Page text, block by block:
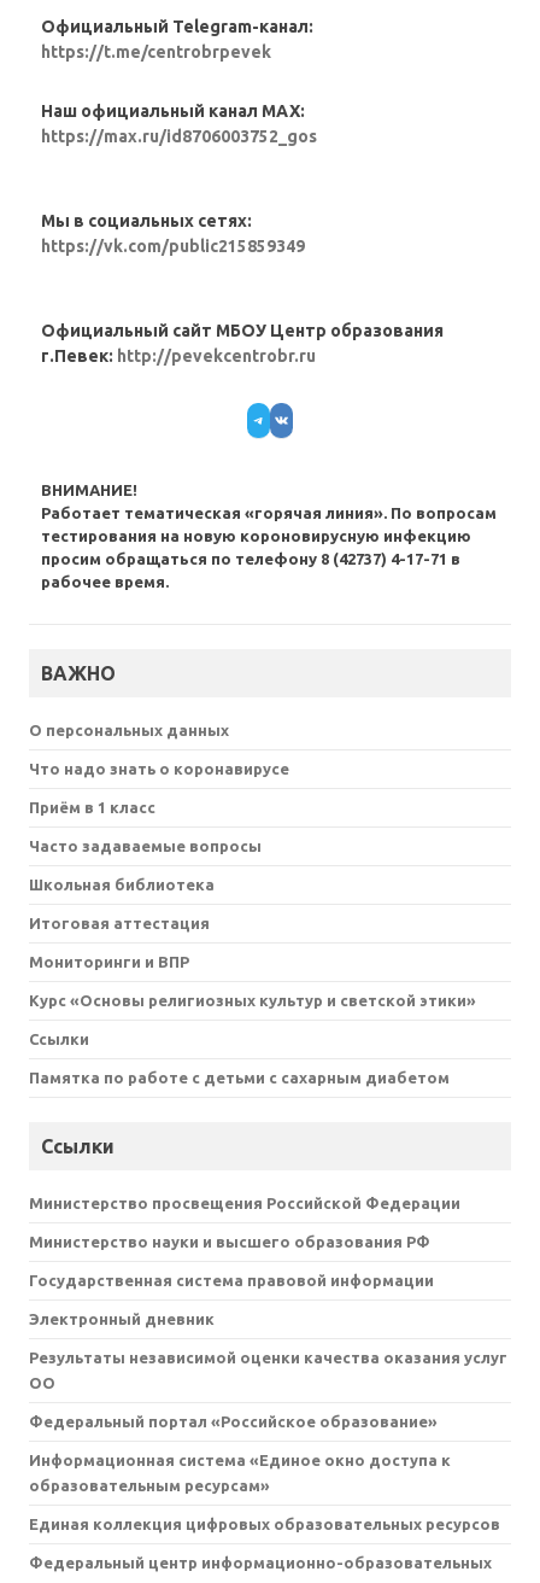
Официальный Telegram-канал:
https://t.me/centrobrpevek
Наш официальный канал MAX:
https://max.ru/id8706003752_gos
Мы в социальных сетях:
https://vk.com/public215859349
Официальный сайт МБОУ Центр образования
г.Певек: http://pevekcentrobr.ru
Telegram
VK
ВНИМАНИЕ!
Работает тематическая «горячая линия». По вопросам
тестирования на новую короновирусную инфекцию
просим обращаться по телефону 8 (42737) 4-17-71 в
рабочее время.
ВАЖНО
О персональных данных
Что надо знать о коронавирусе
Приём в 1 класс
Часто задаваемые вопросы
Школьная библиотека
Итоговая аттестация
Мониторинги и ВПР
Курс «Основы религиозных культур и светской этики»
Ссылки
Памятка по работе с детьми с сахарным диабетом
Ссылки
Министерство просвещения Российской Федерации
Министерство науки и высшего образования РФ
Государственная система правовой информации
Электронный дневник
Результаты независимой оценки качества оказания услуг
ОО
Федеральный портал «Российское образование»
Информационная система «Единое окно доступа к
образовательным ресурсам»
Единая коллекция цифровых образовательных ресурсов
Федеральный центр информационно-образовательных